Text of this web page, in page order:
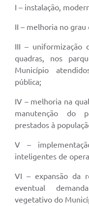
I – instalação,
II – melhoria no
III – uniformização
quadras, nos
Município
pública;
IV – melhoria na
manutenção do
prestados à
V –
inteligentes de
VI – expansão da
eventual
vegetativo do